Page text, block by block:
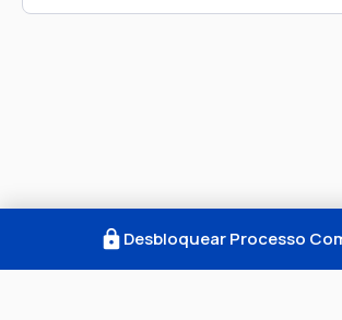
Desbloquear Processo